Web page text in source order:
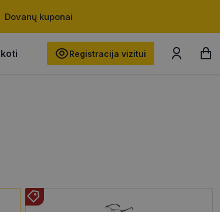
Dovanų kuponai
Ieškoti
Registracija vizitui